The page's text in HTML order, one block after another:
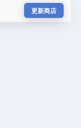
更新商店